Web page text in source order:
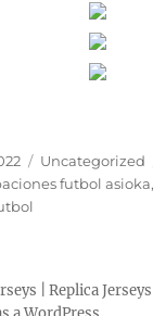
Categorías
Uncategorized
futbol asioka
| Replica